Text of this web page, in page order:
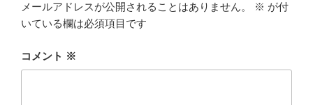
メールアドレスが公開されることはありません。 ※ が付
いている欄は必須項目です
コメント ※